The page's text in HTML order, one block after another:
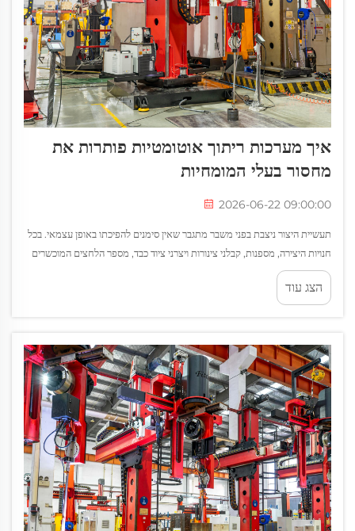
איך מערכות ריתוך אוטומטיות פותרות את
מחסור בעלי המומחיות
2026-06-22 09:00:00
תעשיית היצור ניצבת בפני משבר מתגבר שאין סימנים להפיכתו באופן עצמאי. בכל
חנויות היצירה, מספנות, קבלני צינורות ויצרני ציוד כבד, מספר הלחצים המוכשרים
ממשיכה לרדת, בעוד ש...
הצג עוד